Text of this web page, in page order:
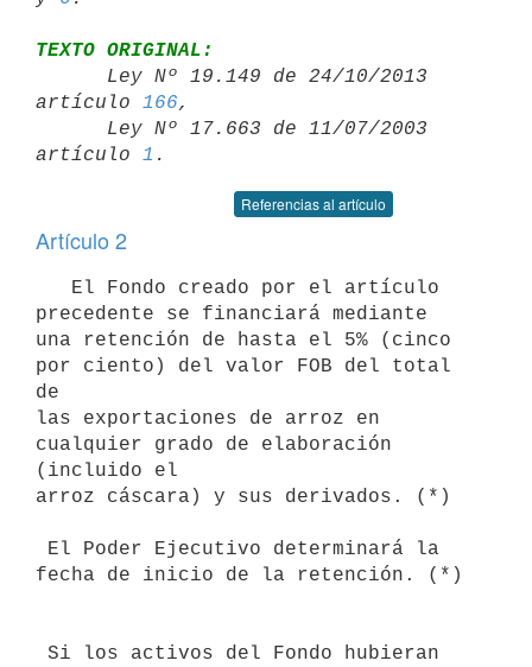
TEXTO ORIGINAL:
artículo 166,
artículo 1
Referencias al artículo
Artículo 2
precedente se financiará mediante
una retención de hasta el 5% (cinco
por ciento) del valor FOB del total
de
las exportaciones de arroz en
cualquier grado de elaboración
(incluido el
arroz cáscara) y sus derivados. (*)
fecha de inicio de la retención. (*)